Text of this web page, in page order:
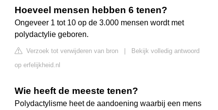
Hoeveel mensen hebben 6 tenen?
Ongeveer 1 tot 10 op de 3.000 mensen wordt met
polydactylie geboren.
Verzoek tot verwijderen van bron | Bekijk volledig antwoord
op erfelijkheid.nl
Wie heeft de meeste tenen?
Polydactylisme heet de aandoening waarbij een mens